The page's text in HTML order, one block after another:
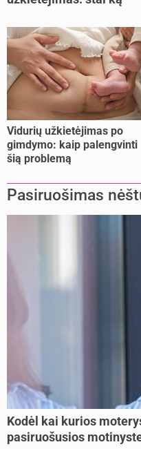
Vidurių užkietėjimas po
gimdymo: kaip palengvinti
šią problemą
Pasiruošimas
Kodėl kai kurios
pasiruošusios